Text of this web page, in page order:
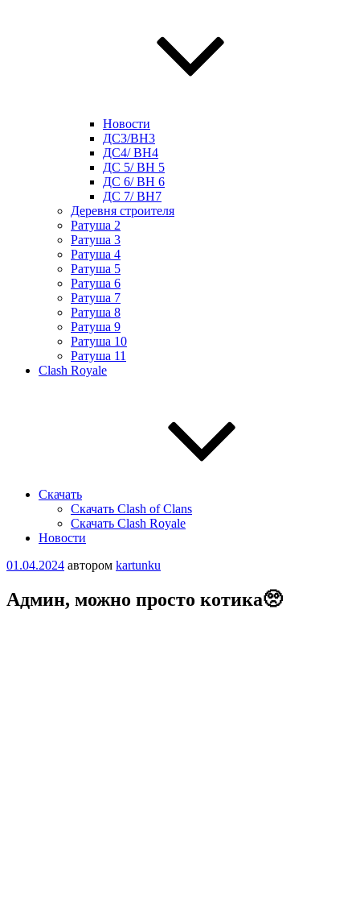
Новости
ДС3/BH3
ДС4/ BH4
ДС 5/ BH 5
ДС 6/ BH 6
ДС 7/ BH7
Деревня строителя
Ратуша 2
Ратуша 3
Ратуша 4
Ратуша 5
Ратуша 6
Ратуша 7
Ратуша 8
Ратуша 9
Ратуша 10
Ратуша 11
Clash Royale
Скачать
Скачать Clash of Clans
Скачать Clash Royale
Новости
Опубликовано
01.04.2024 автором kartunku
Админ, можно проcто котикa🥺